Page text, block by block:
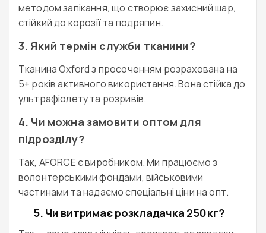
методом запікання, що створює захисний шар,
стійкий до корозії та подряпин.
3. Який термін служби тканини?
Тканина Oxford з просоченням розрахована на
5+ років активного використання. Вона стійка до
ультрафіолету та розривів.
4. Чи можна замовити оптом для
підрозділу?
Так, AFORCE є виробником. Ми працюємо з
волонтерськими фондами, військовими
частинами та надаємо спеціальні ціни на опт.
5. Чи витримає розкладачка 250 кг?